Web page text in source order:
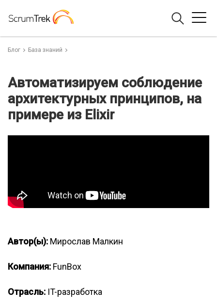
Блог База знаний
Автоматизируем соблюдение
архитектурных принципов, на
примере из Elixir
Автор(ы): Мирослав Малкин
Компания: FunBox
Отрасль: IT-разработка